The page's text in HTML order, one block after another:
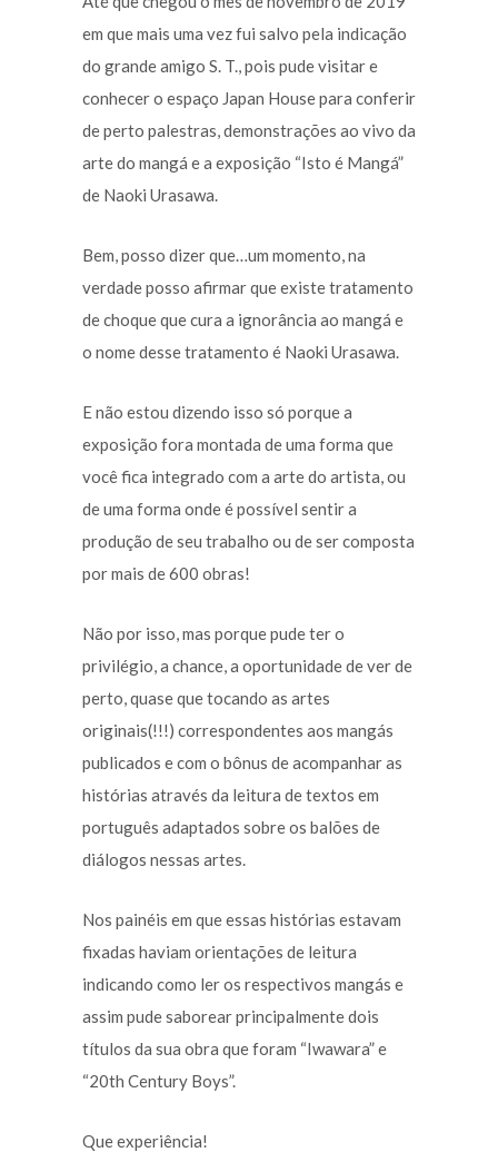
em que mais uma vez fui salvo pela indicação
do grande amigo S. T., pois pude visitar e
conhecer o espaço Japan House para conferir
de perto palestras, demonstrações ao vivo da
arte do mangá e a exposição “Isto é Mangá”
de Naoki Urasawa.
Bem, posso dizer que…um momento, na
verdade posso afirmar que existe tratamento
de choque que cura a ignorância ao mangá e
o nome desse tratamento é Naoki Urasawa.
E não estou dizendo isso só porque a
exposição fora montada de uma forma que
você fica integrado com a arte do artista, ou
de uma forma onde é possível sentir a
produção de seu trabalho ou de ser composta
por mais de 600 obras!
Não por isso, mas porque pude ter o
privilégio, a chance, a oportunidade de ver de
perto, quase que tocando as artes
originais(!!!) correspondentes aos mangás
publicados e com o bônus de acompanhar as
histórias através da leitura de textos em
português adaptados sobre os balões de
diálogos nessas artes.
Nos painéis em que essas histórias estavam
fixadas haviam orientações de leitura
indicando como ler os respectivos mangás e
assim pude saborear principalmente dois
títulos da sua obra que foram “Iwawara” e
“20th Century Boys”.
Que experiência!